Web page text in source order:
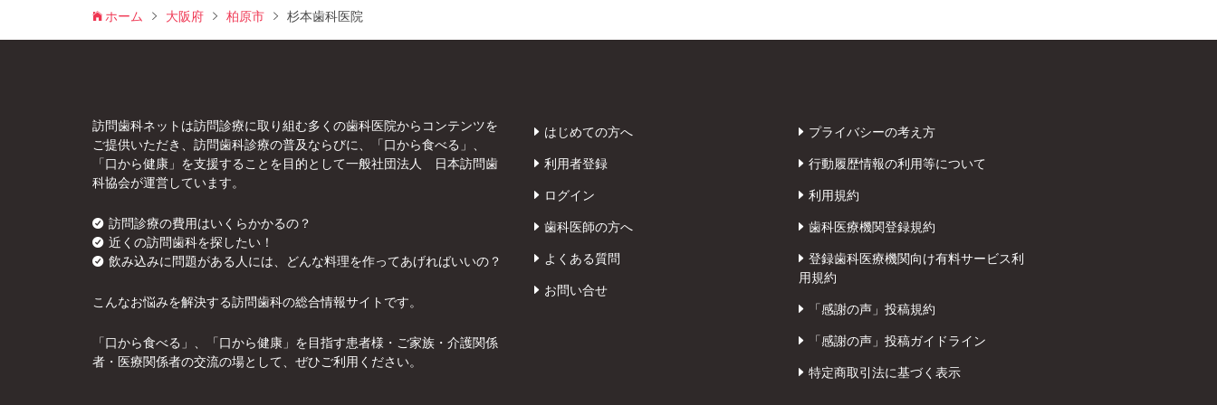
ホーム 大阪府 柏原市 杉本歯科医院
訪問歯科ネットは訪問診療に取り組む多くの歯科医院からコンテンツを
ご提供いただき、訪問歯科診療の普及ならびに、「口から食べる」、
「口から健康」を支援することを目的として一般社団法人 日本訪問歯
科協会が運営しています。
訪問診療の費用はいくらかかるの？
近くの訪問歯科を探したい！
飲み込みに問題がある人には、どんな料理を作ってあげればいいの？
こんなお悩みを解決する訪問歯科の総合情報サイトです。
「口から食べる」、「口から健康」を目指す患者様・ご家族・介護関係
者・医療関係者の交流の場として、ぜひご利用ください。
はじめての方へ
利用者登録
ログイン
歯科医師の方へ
よくある質問
お問い合せ
プライバシーの考え方
行動履歴情報の利用等について
利用規約
歯科医療機関登録規約
登録歯科医療機関向け有料サービス利
用規約
「感謝の声」投稿規約
「感謝の声」投稿ガイドライン
特定商取引法に基づく表示